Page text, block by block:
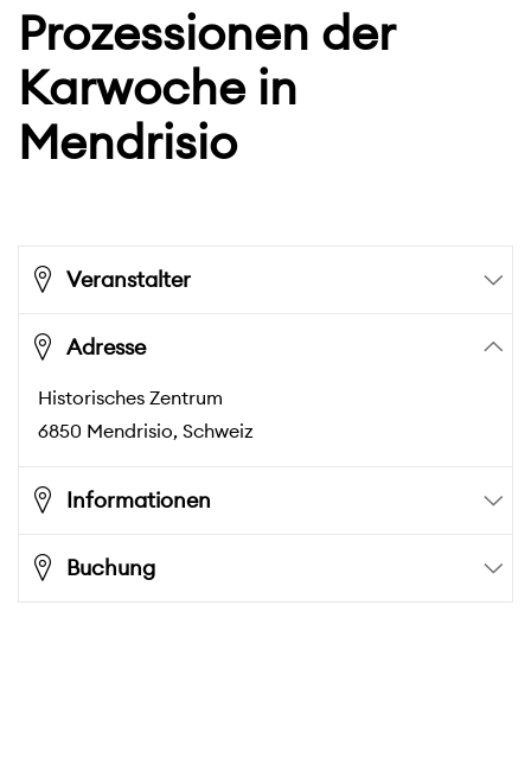
Prozessionen der
Karwoche in
Mendrisio
Veranstalter
Adresse
Historisches Zentrum
6850 Mendrisio, Schweiz
Informationen
Buchung